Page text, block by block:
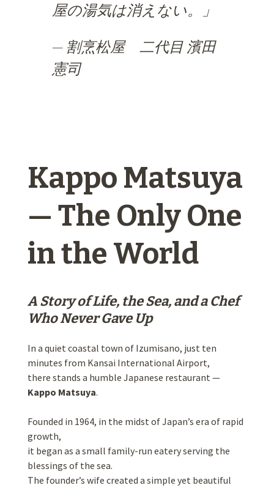
屋の湯気は消えない。
」
— 割烹松屋 二代目 濱田
憲司
Kappo Matsuya
— The Only One
in the World
A Story of Life, the Sea, and a Chef
Who Never Gave Up
In a quiet coastal town of Izumisano, just ten
minutes from Kansai International Airport,
there stands a humble Japanese restaurant —
Kappo Matsuya.
Founded in 1964, in the midst of Japan’s era of rapid
growth,
it began as a small family-run eatery serving the
blessings of the sea.
The founder’s wife created a simple yet beautiful